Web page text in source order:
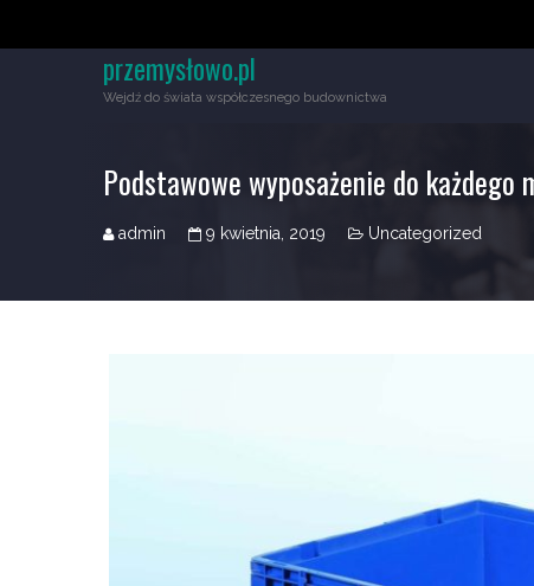
przemysłowo.pl
Wejdź do świata współczesnego budownictwa
Podstawowe wyposażenie do każdego
admin 9 kwietnia, 2019 Uncategorized